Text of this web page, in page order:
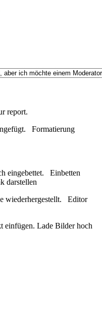
report.
Formatierung
eingebettet. Einbetten
darstellen
wiederhergestellt. Editor
einfügen. Lade Bilder hoch